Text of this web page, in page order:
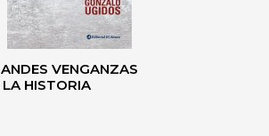
VENGANZAS
LA HISTORIA